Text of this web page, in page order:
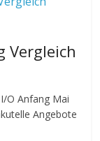
Vergleich
O Anfang Mai
Angebote